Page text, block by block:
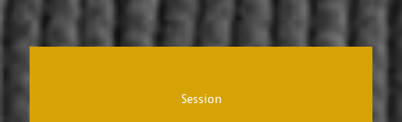
Session